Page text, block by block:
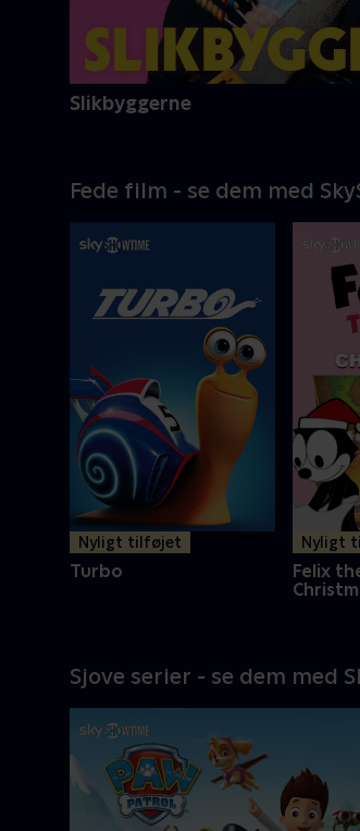
Slikbyggerne
Fede film - se dem med
Nyligt tilføjet
Turbo
Nyligt
Felix
Sjove serier - se dem med